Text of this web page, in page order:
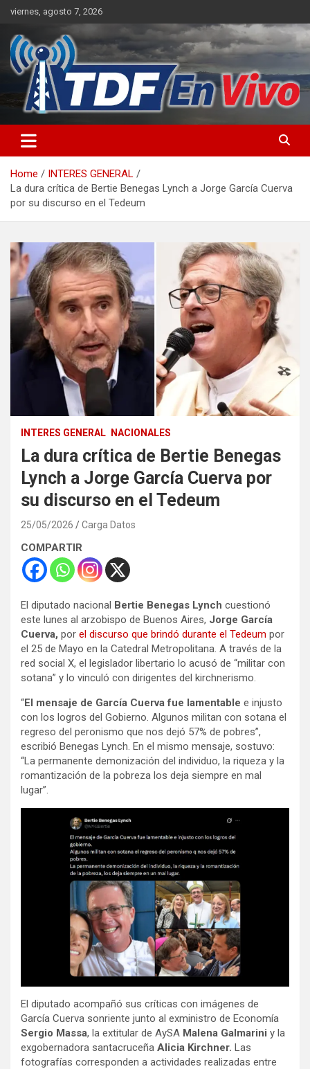
Skip
content
viernes, agosto 7, 2026
Home
INTERES GENERAL
La dura crítica de Bertie Benegas Lynch a Jorge García Cuerva
por su discurso en el Tedeum
INTERES GENERAL NACIONALES
La dura crítica de Bertie Benegas
Lynch a Jorge García Cuerva por
su discurso en el Tedeum
25/05/2026 Carga Datos
COMPARTIR
El diputado nacional Bertie Benegas Lynch cuestionó
este lunes al arzobispo de Buenos Aires, Jorge García
Cuerva, por el discurso que brindó durante el Tedeum por
el 25 de Mayo en la Catedral Metropolitana. A través de la
red social X, el legislador libertario lo acusó de “militar con
sotana” y lo vinculó con dirigentes del kirchnerismo.
“El mensaje de García Cuerva fue lamentable e injusto
con los logros del Gobierno. Algunos militan con sotana el
regreso del peronismo que nos dejó 57% de pobres”,
escribió Benegas Lynch. En el mismo mensaje, sostuvo:
“La permanente demonización del individuo, la riqueza y la
romantización de la pobreza los deja siempre en mal
lugar”.
El diputado acompañó sus críticas con imágenes de
García Cuerva sonriente junto al exministro de Economía
Sergio Massa, la extitular de AySA Malena Galmarini y la
exgobernadora santacruceña Alicia Kirchner. Las
fotografías corresponden a actividades realizadas entre